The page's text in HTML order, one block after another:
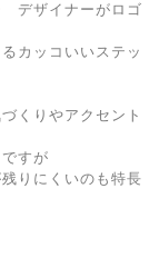
デザイナーがロゴ
カッコいいステッ
くりやアクセント
すが
りにくいのも特長